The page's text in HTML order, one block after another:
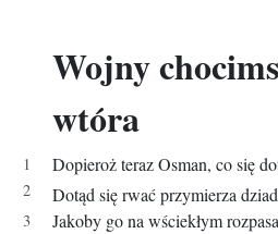
Wojny
wtóra
Dopieroż teraz Osman, co się
Dotąd się rwać przymierza
Jakoby go na wściekłym